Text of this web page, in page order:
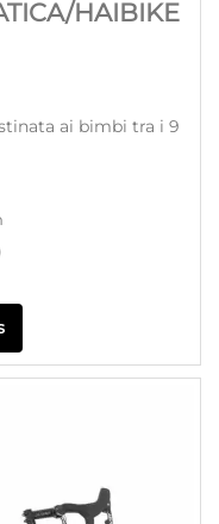
HAIBIKE
ai bimbi tra i 9